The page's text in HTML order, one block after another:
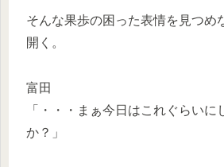
そんな果歩の困った表情を見つめ
開く。
富田
「・・・まぁ今日はこれぐらいに
か？」